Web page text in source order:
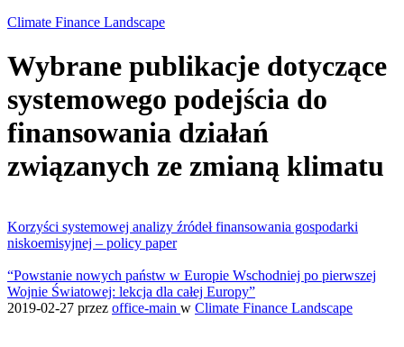
Climate Finance Landscape
Wybrane publikacje dotyczące
systemowego podejścia do
finansowania działań
związanych ze zmianą klimatu
Korzyści systemowej analizy źródeł finansowania gospodarki
niskoemisyjnej – policy paper
“Powstanie nowych państw w Europie Wschodniej po pierwszej
Wojnie Światowej: lekcja dla całej Europy”
2019-02-27 przez office-main w Climate Finance Landscape